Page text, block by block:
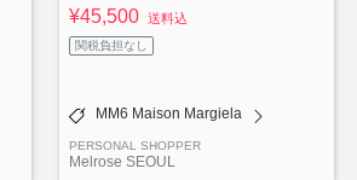
¥45,500 送料込
関税負担なし
MM6 Maison Margiela
PERSONAL SHOPPER
Melrose SEOUL